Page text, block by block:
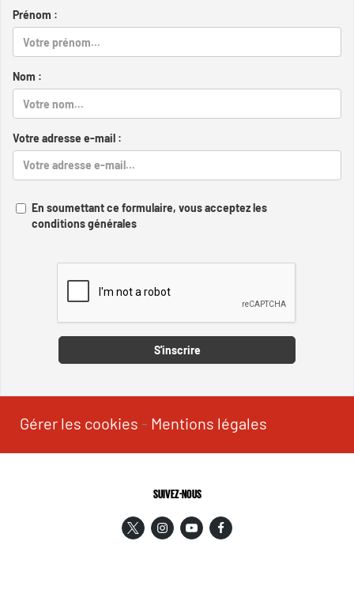
Prénom :
Nom :
Votre adresse e-mail :
En soumettant ce formulaire, vous acceptez les
conditions générales
S'inscrire
Gérer les cookies - Mentions légales
SUIVEZ-NOUS